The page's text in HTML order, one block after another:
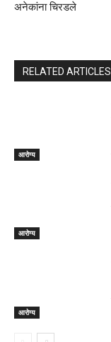
अनेकांना चिरडले
RELATED ARTICLES
आरोग्य
आरोग्य
आरोग्य